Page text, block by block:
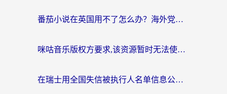
番茄小说在英国用不了怎么办？海外党亲测有效的回国加速解决方案
咪咕音乐版权方要求,该资源暂时无法使用？海外党这样解决听歌听书+看剧炒股难题
在瑞士用全国失信被执行人名单信息公布与查询地区限制怎么办？还能看欧洲杯直播和咪咕视频吗？